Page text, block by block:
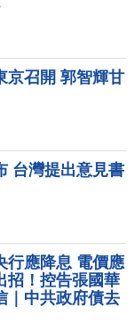
京召開 郭智輝甘
台灣提出意見書
行應降息 電價應
招！控告張國華
｜中共政府債去
將連環爆｜中國